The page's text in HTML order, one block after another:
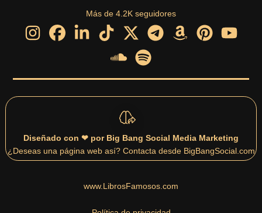
Más de 4.2K seguidores
Diseñado con ❤ por Big Bang Social Media Marketing
¿Deseas una página web así? Contacta desde BigBangSocial.com
www.LibrosFamosos.com